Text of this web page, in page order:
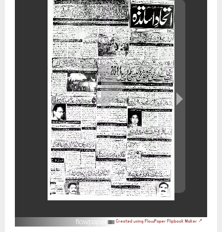
Created using FlowPaper Flipbook Maker ↗